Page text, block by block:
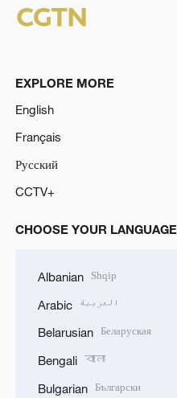
EXPLORE MORE
English
Français
Русский
CCTV+
CHOOSE YOUR LANGUAGE
Albanian Shqip
Arabic العربية
Belarusian Беларуская
Bengali বাংলা
Bulgarian Български